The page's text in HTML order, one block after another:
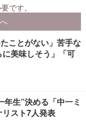
ことがない」苦手な
美味しそう」「可
生”決める「中一ミ
スト7人発表